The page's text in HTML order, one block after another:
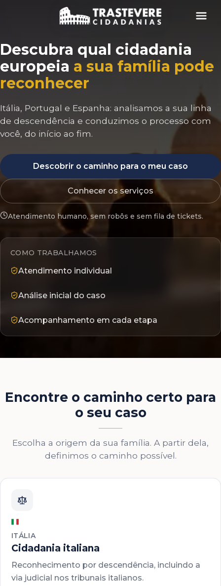
Menu
Descubra qual cidadania
europeia a sua família pode
reconhecer
Itália, Portugal e Espanha: analisamos a sua linha
de descendência e conduzimos o processo com
você, do início ao fim.
Descobrir o caminho para o meu caso
Conhecer os serviços
Atendimento humano, sem robôs e sem fila de tickets.
COMO TRABALHAMOS
Atendimento individual
Análise inicial do caso
Acompanhamento em cada etapa
Encontre o caminho certo para
o seu caso
Escolha a origem da sua família. A partir dela,
definimos o caminho possível.
ITÁLIA
Cidadania italiana
Reconhecimento por descendência, incluindo a
via judicial nos tribunais italianos.